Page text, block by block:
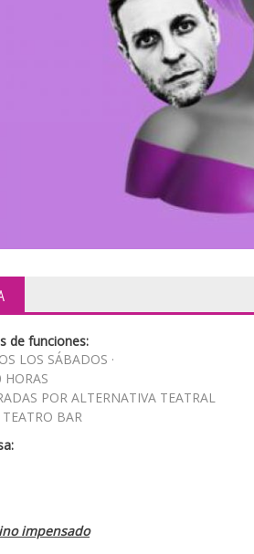
de funciones:
LOS SÁBADOS ·
HORAS
POR ALTERNATIVA TEATRAL
BAR
impensado